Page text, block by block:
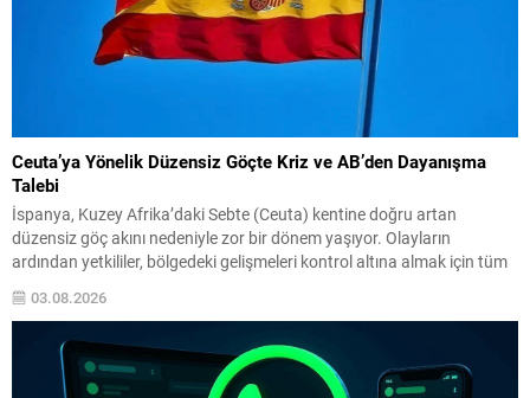
Ceuta’ya Yönelik Düzensiz Göçte Kriz ve AB’den Dayanışma
Talebi
İspanya, Kuzey Afrika’daki Sebte (Ceuta) kentine doğru artan
düzensiz göç akını nedeniyle zor bir dönem yaşıyor. Olayların
ardından yetkililer, bölgedeki gelişmeleri kontrol altına almak için tüm
ilgili değerlendirmesinde, yarın yapılacak toplantıda Avrupa Birliği
başında Fas...
03.08.2026